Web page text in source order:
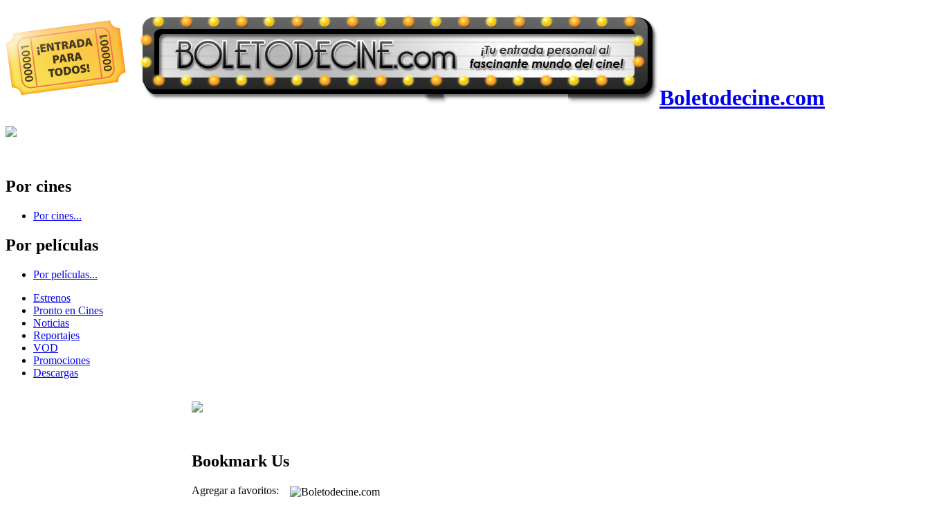
Boletodecine.com
Por cines
Por cines...
Por películas
Por películas...
Estrenos
Pronto en Cines
Noticias
Reportajes
VOD
Promociones
Descargas
Bookmark Us
Agregar a favoritos: